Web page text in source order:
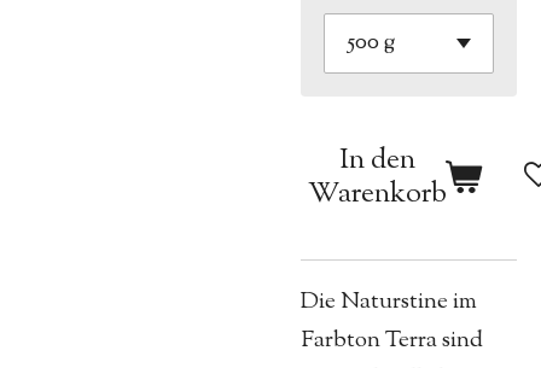
In den
Warenkorb
Die Naturstine im
Farbton Terra sind